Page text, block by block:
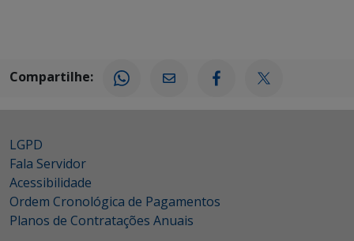
Compartilhe:
LGPD
Fala Servidor
Acessibilidade
Ordem Cronológica de Pagamentos
Planos de Contratações Anuais